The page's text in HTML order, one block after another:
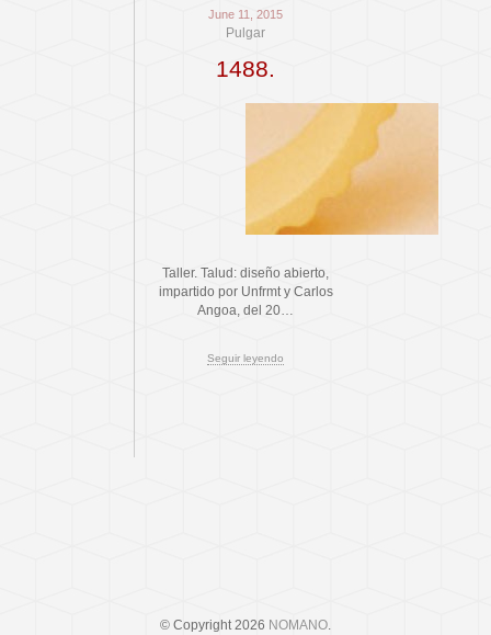
June 11, 2015
Pulgar
1488.
Taller. Talud: diseño abierto,
impartido por Unfrmt y Carlos
Angoa, del 20…
Seguir leyendo
© Copyright 2026 NOMANO